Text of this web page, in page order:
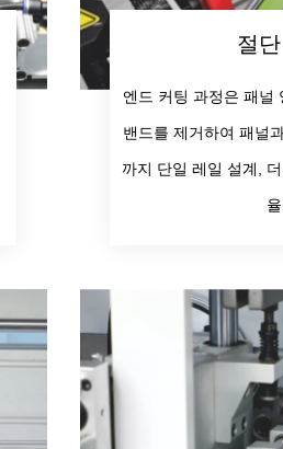
절
엔드 커팅 과정은 패널
밴드를 제거하여 패널
까지 단일 레일 설계,
율